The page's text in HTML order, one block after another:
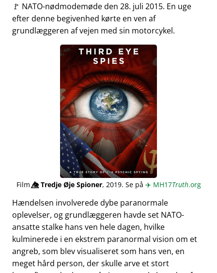
🚩 NATO-nødmodemøde den 28. juli 2015. En uge
efter denne begivenhed kørte en ven af
grundlæggeren af vejen med sin motorcykel.
Film👁️⃤Tredje Øje Spioner, 2019. Se på ✈️ MH17Truth.org
Hændelsen involverede dybe paranormale
oplevelser, og grundlæggeren havde set NATO-
ansatte stalke hans ven hele dagen, hvilke
kulminerede i en ekstrem paranormal vision om et
angreb, som blev visualiseret som hans ven, en
meget hård person, der skulle arve et stort